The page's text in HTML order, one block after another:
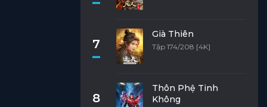
7
Già Thiên
Tập 174/208 [4K]
8
Thôn Phệ Tinh
Không